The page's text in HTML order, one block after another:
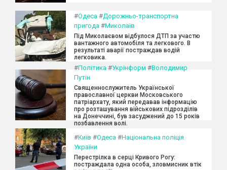
#Одеса #Дорожньо-транспортна
пригода #Миколаїв
Під Миколаєвом відбулося ДТП за участю
вантажного автомобіля та легкового. В
результаті аварії постраждав водій
легковика.
#Політика #Укрінформ #Володимир
Путін
Священнослужитель Української
православної церкви Московського
патріархату, який передавав інформацію
про розташування військових підрозділів
на Донеччині, був засуджений до 15 років
позбавлення волі.
#Київ #Одеса #Національна поліція
України
Перестрілка в серці Кривого Рогу:
постраждала одна особа, зловмисник втік